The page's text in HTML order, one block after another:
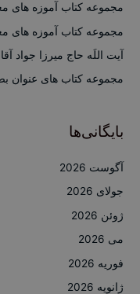
ی
مجموعه کتاب آموزه های
مجموعه کتاب آموزه های
آیت اللَه حاج میرزا جواد
مجموعه کتاب های عنوان
بایگانی‌ها
آگوست 2026
جولای 2026
ژوئن 2026
می 2026
فوریه 2026
ژانویه 2026